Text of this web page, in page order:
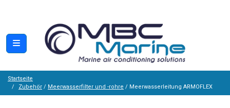
Startseite
Zubehör / Meerwasserfilter und -rohre / Meerwasserleitung ARMOFLEX